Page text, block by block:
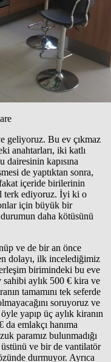
geliyoruz. Bu ev çıkmaz
anahtarları, iki katlı
dairesinin kapısına
de yaptıktan sonra,
içeride birilerinin
terk ediyoruz. İyi ki o
için büyük bir
durumun daha kötüsünü
ve de bir an önce
dolayı, ilk incelediğimiz
birimindeki bu eve
aylık 500 € kira ve
tamamını tek seferde
soruyoruz ve
yapıp üç aylık kiranın
da emlakçı hanıma
paramız bulunmadığı
ve bir de vantilatör
durmuyor. Ayrıca